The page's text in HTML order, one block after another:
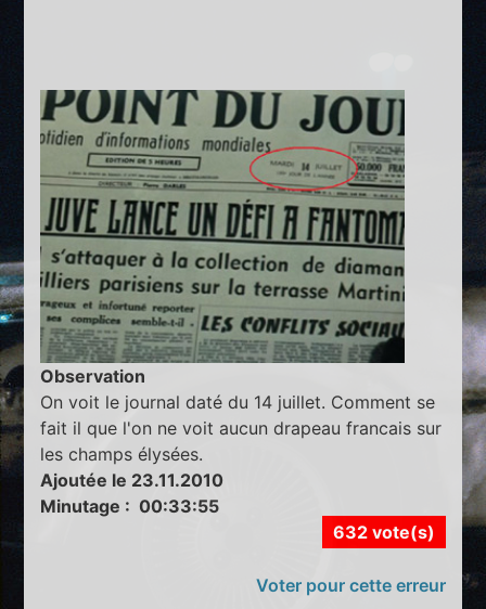
Observation
On voit le journal daté du 14 juillet. Comment se
fait il que l'on ne voit aucun drapeau francais sur
les champs élysées.
Ajoutée le 23.11.2010
Minutage : 00:33:55
632 vote(s)
Voter pour cette erreur